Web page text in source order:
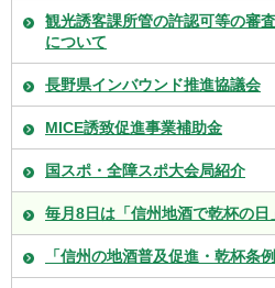
観光誘客課所管の許認可等の審
について
長野県インバウンド推進協議会
MICE誘致促進事業補助金
国スポ・全障スポ大会局紹介
毎月8日は「信州地酒で乾杯の日
「信州の地酒普及促進・乾杯条